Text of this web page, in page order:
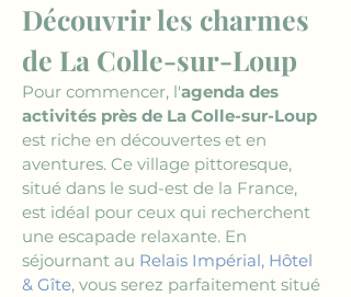
Découvrir les charmes
de La Colle-sur-Loup
Pour commencer, l'agenda des
activités près de La Colle-sur-Loup
est riche en découvertes et en
aventures. Ce village pittoresque,
situé dans le sud-est de la France,
est idéal pour ceux qui recherchent
une escapade relaxante. En
séjournant au Relais Impérial, Hôtel
& Gîte, vous serez parfaitement situé